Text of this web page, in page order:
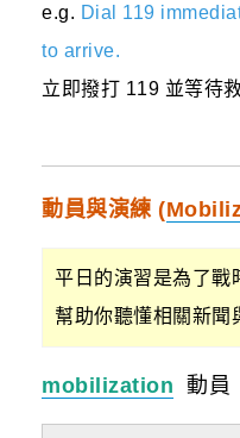
e.g. Dial 119
to arrive.
立即撥打 119 並等待
動員與演練 (
平日的演習是為了戰
幫助你聽懂相關新聞
mobilization 動員